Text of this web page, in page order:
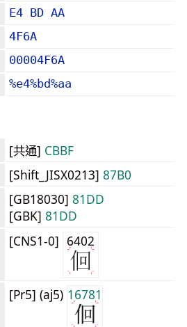
E4 BD AA
4F6A
00004F6A
%e4%bd%aa
[共通] CBBF
[Shift_JISX0213] 87B0
[GB18030] 81DD
[GBK] 81DD
[CNS1-0] 6402
[Pr5] (aj5) 16781